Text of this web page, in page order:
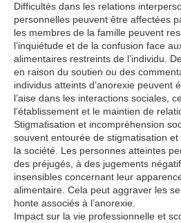
Difficultés dans les relations
personnelles peuvent être affectées
les membres de la famille peuvent
l’inquiétude et de la confusion face
alimentaires restreints de l’individu.
en raison du soutien ou des
individus atteints d’anorexie peuvent
l’aise dans les interactions sociales,
l’établissement et le maintien de
Stigmatisation et incompréhension
souvent entourée de stigmatisation et
la société. Les personnes atteintes
des préjugés, à des jugements
insensibles concernant leur
alimentaire. Cela peut aggraver les
honte associés à l’anorexie.
Impact sur la vie professionnelle et